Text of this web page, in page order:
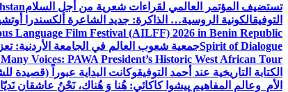
تستضيف المؤتمر العالمي لقراءات شعرية من أجل السلام
التوفيقالكونية الروسية… الذاكرة: جديد الشاعرة ألكسندرا
Language Film Festival (AILFF) 2026 in Benin Republic.
Spirit of Dialogueجمعية شعوب العالم في الجامعة الأردنية:
Voices: PAWA President’s Historic West African Tour
الكتابة التاريخية عند أحمد التوفيقوكانت البداية عبوراً (قصيدة
الأم وعالم المفاهيم پیشوا کاکائي: هُنا وَ هُناك، نَحْنُ عاشقان